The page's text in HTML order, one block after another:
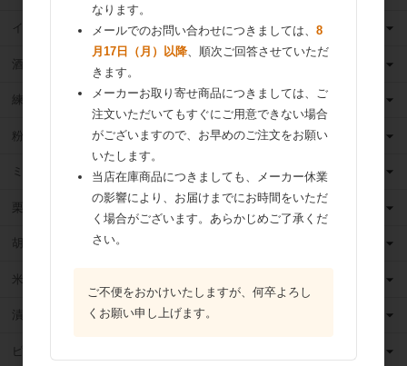
イースト・酵母
酒類
練乳
粉 乳
ミックス粉
栗・芋・かぼちゃ
胡麻
米粉
漬け込みフルーツ
ピューレ・ペースト
なります。
メールでのお問い合わせにつきましては、 8
月17日（月）以降、順次ご回答させていただ
きます。
メーカーお取り寄せ商品につきましては、ご
注文いただいてもすぐにご用意できない場合
がございますので、お早めのご注文をお願い
いたします。
当店在庫商品につきましても、メーカー休業
の影響により、お届けまでにお時間をいただ
く場合がございます。あらかじめご了承くだ
さい。
ご不便をおかけいたしますが、何卒よろし
くお願い申し上げます。